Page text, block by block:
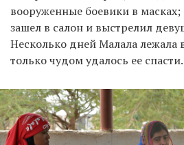
вооруженные боевики в масках;
зашел в салон и выстрелил
Несколько дней Малала лежала
только чудом удалось ее спасти.